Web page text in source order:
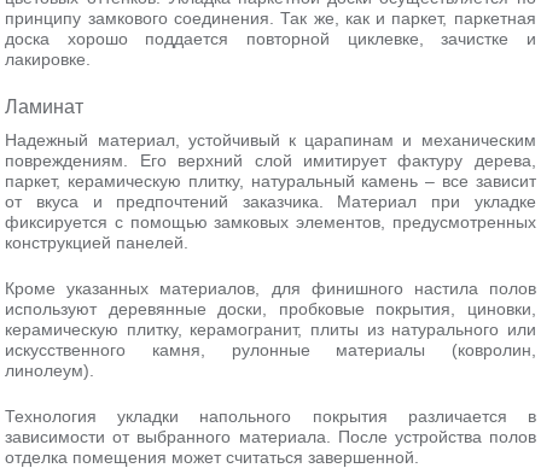
принципу замкового соединения. Так же, как и паркет, паркетная
доска хорошо поддается повторной циклевке, зачистке и
лакировке.
Ламинат
Надежный материал, устойчивый к царапинам и механическим
повреждениям. Его верхний слой имитирует фактуру дерева,
паркет, керамическую плитку, натуральный камень – все зависит
от вкуса и предпочтений заказчика. Материал при укладке
фиксируется с помощью замковых элементов, предусмотренных
конструкцией панелей.
Кроме указанных материалов, для финишного настила полов
используют деревянные доски, пробковые покрытия, циновки,
керамическую плитку, керамогранит, плиты из натурального или
искусственного камня, рулонные материалы (ковролин,
линолеум).
Технология укладки напольного покрытия различается в
зависимости от выбранного материала. После устройства полов
отделка помещения может считаться завершенной.